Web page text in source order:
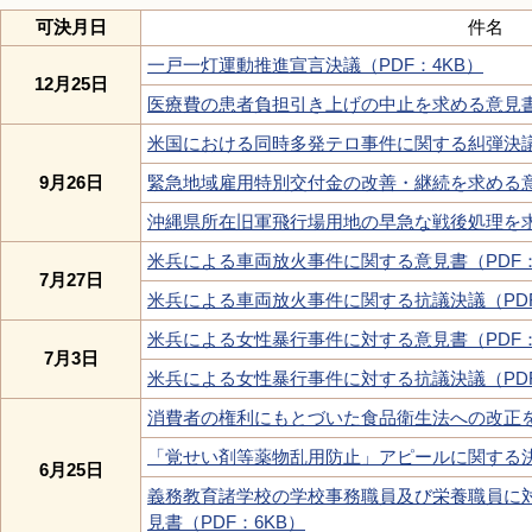
可決月日 件名
12月25日
一戸一灯運動推進宣言決議（PDF：4KB）
医療費の患者負担引き上げの中止を求める意見
9月26日
米国における同時多発テロ事件に関する糾弾決
緊急地域雇用特別交付金の改善・継続を求める
沖縄県所在旧軍飛行場用地の早急な戦後処理を
7月27日
米兵による車両放火事件に関する意見書（PDF
米兵による車両放火事件に関する抗議決議（
7月3日
米兵による女性暴行事件に対する意見書（PDF
米兵による女性暴行事件に対する抗議決議（
6月25日
消費者の権利にもとづいた食品衛生法への改正
「覚せい剤等薬物乱用防止」アピールに関する
義務教育諸学校の学校事務職員及び栄養職員
見書（PDF：6KB）